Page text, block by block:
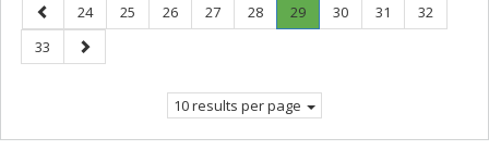
Previous
page
Page
24 Page
25 Page
26 Page
27 Page
28 Page
29.
Current
Page
30 Page
31 Page
32
Page
33
Next
page
10 results per page